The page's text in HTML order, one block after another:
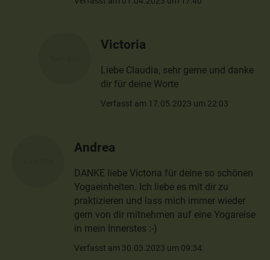
Victoria
Liebe Claudia, sehr gerne und danke
dir für deine Worte
Verfasst am 17.05.2023 um 22:03
Andrea
DANKE liebe Victoria für deine so schönen
Yogaeinheiten. Ich liebe es mit dir zu
praktizieren und lass mich immer wieder
gern von dir mitnehmen auf eine Yogareise
in mein Innerstes :-)
Verfasst am 30.03.2023 um 09:34